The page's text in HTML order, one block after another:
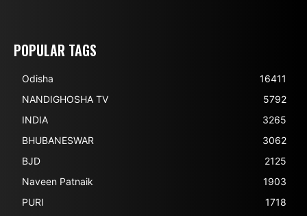
POPULAR TAGS
Odisha
16411
NANDIGHOSHA TV
5792
INDIA
3265
BHUBANESWAR
3062
BJD
2125
Naveen Patnaik
1903
PURI
1718